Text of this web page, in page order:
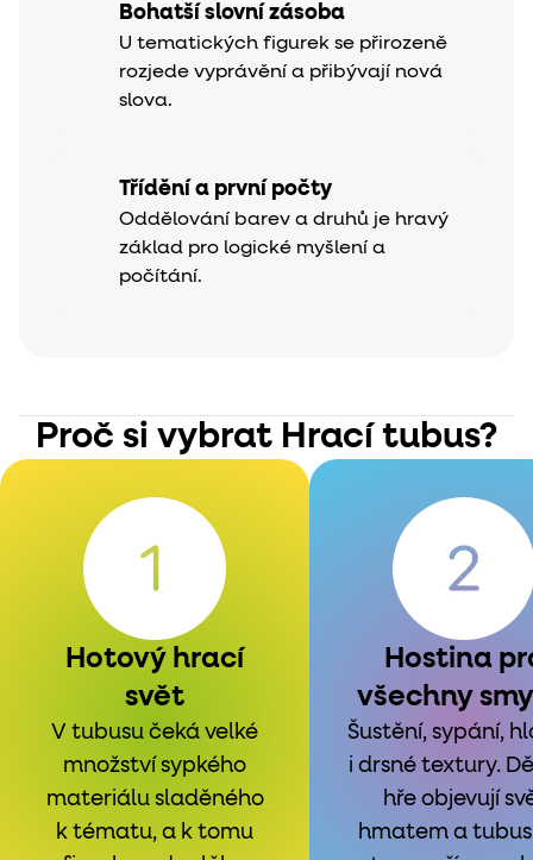
Bohatší slovní zásoba
U tematických figurek se přirozeně
rozjede vyprávění a přibývají nová
slova.
Třídění a první počty
Oddělování barev a druhů je hravý
základ pro logické myšlení a
počítání.
Proč si vybrat Hrací tubus?
Hotový hrací
svět
V tubusu čeká velké
množství sypkého
materiálu sladěného
k tématu, a k tomu
Hostina
všechny
Šustění, sypání,
i drsné textury.
hře objevují
hmatem a tubus